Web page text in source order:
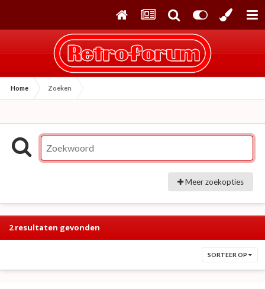
Home Zoeken
Meer zoekopties
2 resultaten gevonden
SORTEER OP